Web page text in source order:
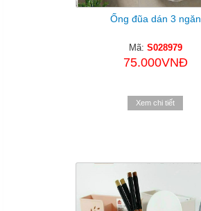
Ống đũa dán 3 ngăn
Mã: S028979
75.000VNĐ
Xem chi tiết